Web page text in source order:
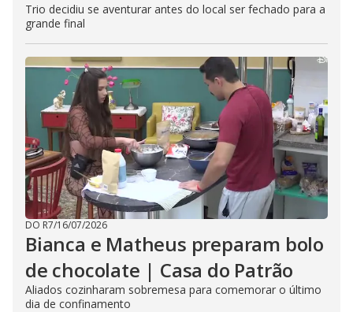
Trio decidiu se aventurar antes do local ser fechado para a
grande final
DO R7/16/07/2026
Bianca e Matheus preparam bolo
de chocolate | Casa do Patrão
Aliados cozinharam sobremesa para comemorar o último
dia de confinamento